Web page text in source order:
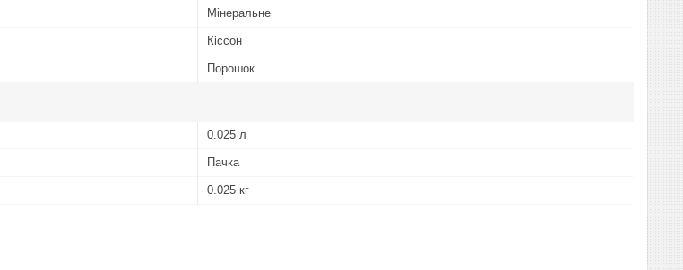
Мінеральне
Кіссон
Порошок
0.025 л
Пачка
0.025 кг